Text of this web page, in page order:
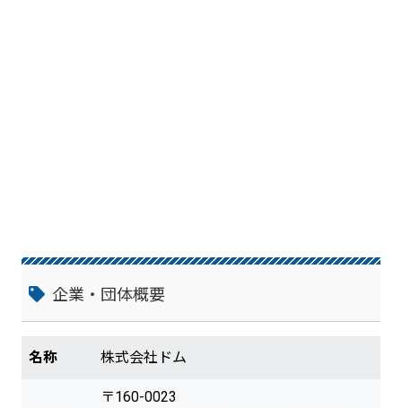
医療系、イベント・キャンペーン系
企業・団体概要
名称 株式会社ドム
〒160-0023